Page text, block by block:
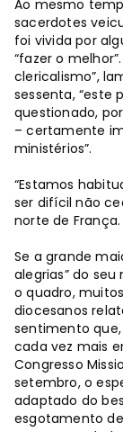
Ao mesmo
sacerdotes
foi vivida por
“fazer o
clericalismo”,
sessenta, “este
questionado,
– certamente
ministérios”.
“Estamos
ser difícil não
norte de França.
Se a grande
alegrias” do
o quadro,
diocesanos
sentimento
cada vez mais
Congresso
setembro, o
adaptado do
esgotamento